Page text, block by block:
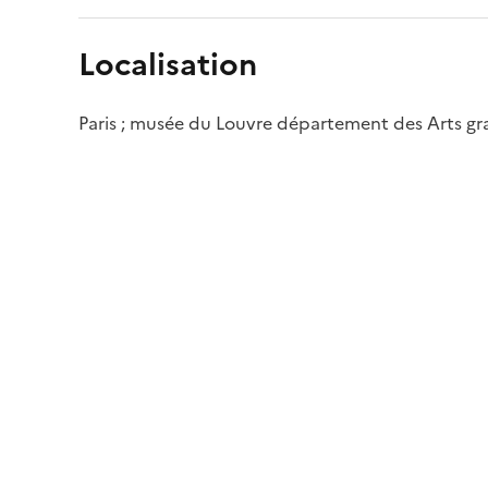
Localisation
Paris ; musée du Louvre département des Arts